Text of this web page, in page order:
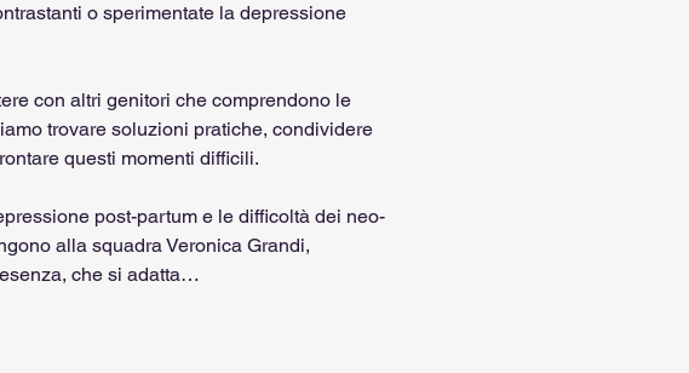
o sperimentate la depressione
con altri genitori che comprendono le
trovare soluzioni pratiche, condividere
questi momenti difficili.
post-partum e le difficoltà dei neo-
alla squadra Veronica Grandi,
che si adatta…